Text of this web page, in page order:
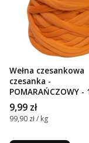
Wełna czesankowa
czesanka -
POMARAŃCZOWY -
Cena
9,99 zł
Cena jednostkowa
99,90 zł / kg